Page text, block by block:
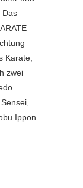
Das
Karate,
zwei
Ippon